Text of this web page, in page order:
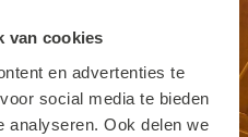
van cookies
en advertenties te
social media te bieden
analyseren. Ook delen we